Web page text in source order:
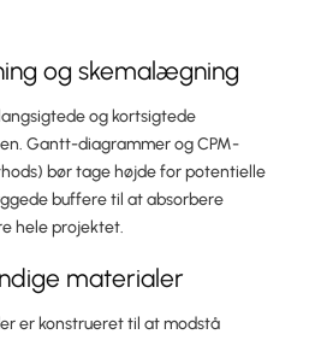
og skemalægning
og kortsigtede
Gantt-diagrammer og CPM-
bør tage højde for potentielle
buffere til at absorbere
hele projektet.
materialer
er konstrueret til at modstå